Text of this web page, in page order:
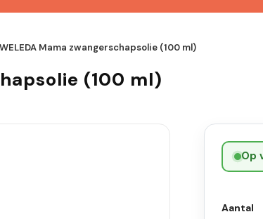
Mama zwangerschapsolie (100 ml)
(100 ml)
Op
Aantal